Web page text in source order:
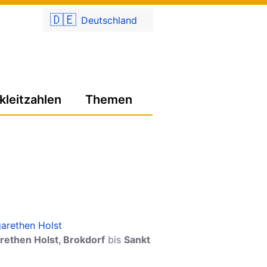
🇩🇪 Deutschland
Themen
Holst
Holst, Brokdorf bis Sankt